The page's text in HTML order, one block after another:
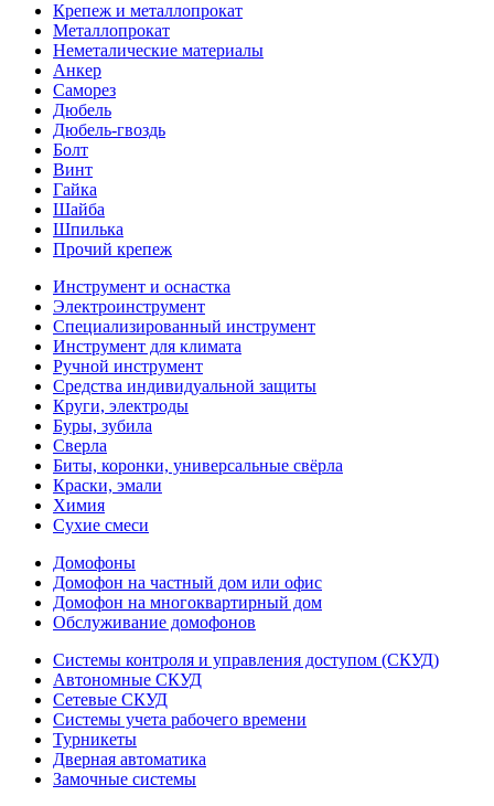
Крепеж и металлопрокат
Металлопрокат
Неметалические материалы
Анкер
Саморез
Дюбель
Дюбель-гвоздь
Болт
Винт
Гайка
Шайба
Шпилька
Прочий крепеж
Инструмент и оснастка
Электроинструмент
Специализированный инструмент
Инструмент для климата
Ручной инструмент
Средства индивидуальной защиты
Круги, электроды
Буры, зубила
Сверла
Биты, коронки, универсальные свёрла
Краски, эмали
Химия
Сухие смеси
Домофоны
Домофон на частный дом или офис
Домофон на многоквартирный дом
Обслуживание домофонов
Системы контроля и управления доступом (СКУД)
Автономные СКУД
Сетевые СКУД
Системы учета рабочего времени
Турникеты
Дверная автоматика
Замочные системы